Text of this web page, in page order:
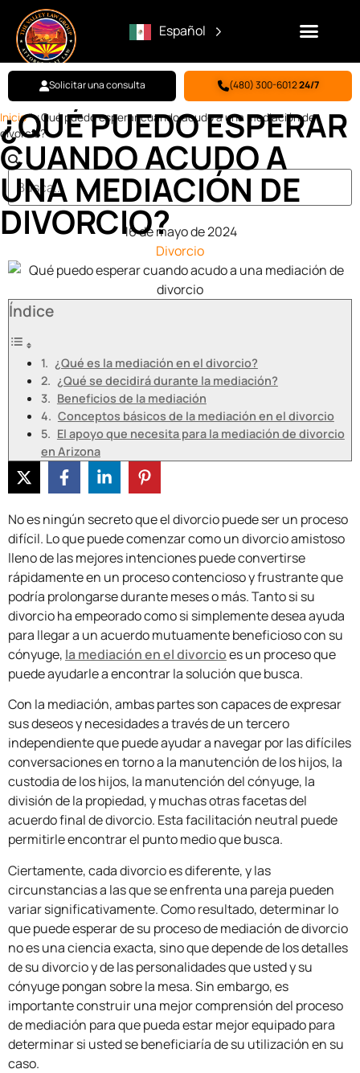
Español
Solicitar una consulta (480) 300-601224/7
¿QUÉ PUEDO ESPERAR
CUANDO ACUDO A
UNA MEDIACIÓN DE
DIVORCIO?
Inicio"¿Qué puedo esperar cuando acudo a una mediación de
divorcio?
16 de mayo de 2024
Divorcio
Índice
¿Qué es la mediación en el divorcio?
¿Qué se decidirá durante la mediación?
Beneficios de la mediación
Conceptos básicos de la mediación en el divorcio
El apoyo que necesita para la mediación de divorcio
en Arizona
No es ningún secreto que el divorcio puede ser un proceso
difícil. Lo que puede comenzar como un divorcio amistoso
lleno de las mejores intenciones puede convertirse
rápidamente en un proceso contencioso y frustrante que
podría prolongarse durante meses o más. Tanto si su
divorcio ha empeorado como si simplemente desea ayuda
para llegar a un acuerdo mutuamente beneficioso con su
cónyuge, la mediación en el divorcioes un proceso que
puede ayudarle a encontrar la solución que busca.
Con la mediación, ambas partes son capaces de expresar
sus deseos y necesidades a través de un tercero
independiente que puede ayudar a navegar por las difíciles
conversaciones en torno a la manutención de los hijos, la
custodia de los hijos, la manutención del cónyuge, la
división de la propiedad, y muchas otras facetas del
acuerdo final de divorcio. Esta facilitación neutral puede
permitirle encontrar el punto medio que busca.
Ciertamente, cada divorcio es diferente, y las
circunstancias a las que se enfrenta una pareja pueden
variar significativamente. Como resultado, determinar lo
que puede esperar de su proceso de mediación de divorcio
no es una ciencia exacta, sino que depende de los detalles
de su divorcio y de las personalidades que usted y su
cónyuge pongan sobre la mesa. Sin embargo, es
importante construir una mejor comprensión del proceso
de mediación para que pueda estar mejor equipado para
determinar si usted se beneficiaría de su utilización en su
caso.